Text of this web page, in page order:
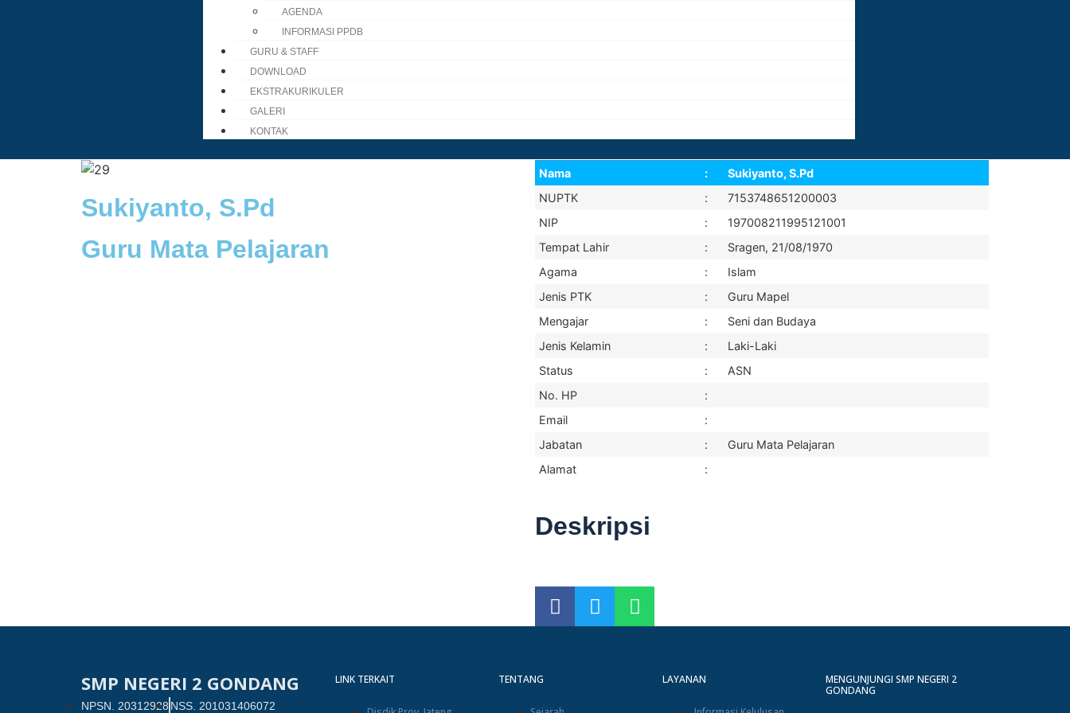
AGENDA
INFORMASI PPDB
GURU & STAFF
DOWNLOAD
EKSTRAKURIKULER
GALERI
KONTAK
Sukiyanto, S.Pd
Guru Mata Pelajaran
Nama :
Sukiyanto, S.Pd
NUPTK
:
7153748651200003
NIP
:
197008211995121001
Tempat Lahir
:
Sragen, 21/08/1970
Agama
:
Islam
Jenis PTK
:
Guru Mapel
Mengajar
:
Seni dan Budaya
Jenis Kelamin
:
Laki-Laki
Status
:
ASN
No. HP
:
Email
:
Jabatan
:
Guru Mata Pelajaran
Alamat
:
Deskripsi
SMP NEGERI 2 GONDANG
NPSN. 20312928 NSS. 201031406072
LINK TERKAIT TENTANG LAYANAN
MENGUNJUNGI SMP NEGERI 2
GONDANG